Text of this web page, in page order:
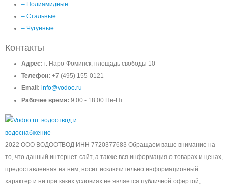
– Полиамидные
– Стальные
– Чугунные
Контакты
Адрес: г. Наро-Фоминск, площадь свободы 10
Телефон: +7 (495) 155-0121
Email: info@vodoo.ru
Рабочее время: 9:00 - 18:00 Пн-Пт
2022 ООО ВОДООТВОД ИНН 7720377683 Обращаем ваше внимание на
то, что данный интернет-сайт, а также вся информация о товарах и ценах,
предоставленная на нём, носит исключительно информационный
характер и ни при каких условиях не является публичной офертой,